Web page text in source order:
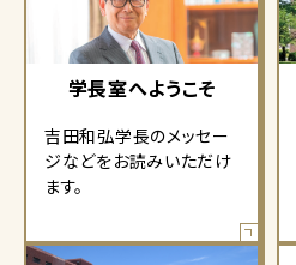
学長室へようこそ
吉田和弘学長のメッセー
ジなどをお読みいただけ
ます。